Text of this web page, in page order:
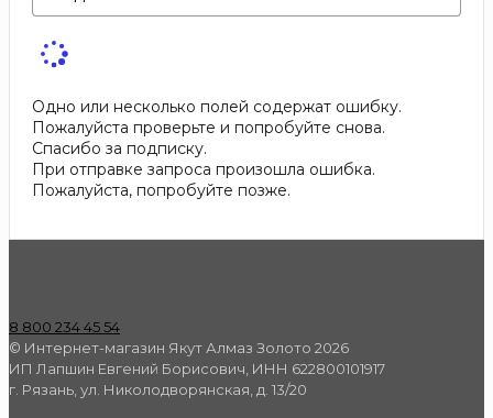
Одно или несколько полей содержат ошибку.
Пожалуйста проверьте и попробуйте снова.
Спасибо за подписку.
При отправке запроса произошла ошибка.
Пожалуйста, попробуйте позже.
8 800 234 45 54
© Интернет-магазин Якут Алмаз Золото 2026
ИП Лапшин Евгений Борисович, ИНН 622800101917
г. Рязань, ул. Николодворянская, д. 13/20